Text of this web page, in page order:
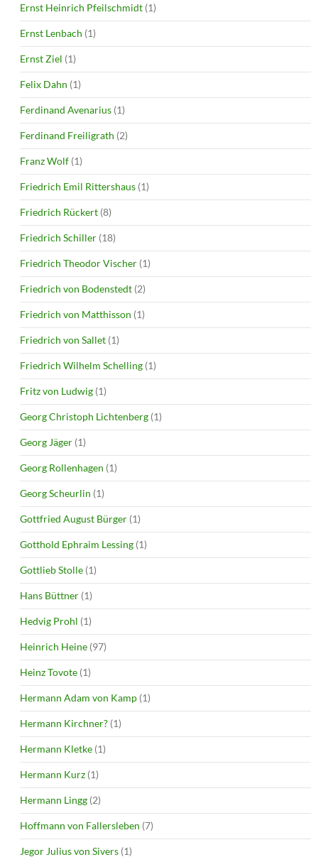
Ernst Heinrich Pfeilschmidt (1)
Ernst Lenbach (1)
Ernst Ziel (1)
Felix Dahn (1)
Ferdinand Avenarius (1)
Ferdinand Freiligrath (2)
Franz Wolf (1)
Friedrich Emil Rittershaus (1)
Friedrich Rückert (8)
Friedrich Schiller (18)
Friedrich Theodor Vischer (1)
Friedrich von Bodenstedt (2)
Friedrich von Matthisson (1)
Friedrich von Sallet (1)
Friedrich Wilhelm Schelling (1)
Fritz von Ludwig (1)
Georg Christoph Lichtenberg (1)
Georg Jäger (1)
Georg Rollenhagen (1)
Georg Scheurlin (1)
Gottfried August Bürger (1)
Gotthold Ephraim Lessing (1)
Gottlieb Stolle (1)
Hans Büttner (1)
Hedvig Prohl (1)
Heinrich Heine (97)
Heinz Tovote (1)
Hermann Adam von Kamp (1)
Hermann Kirchner? (1)
Hermann Kletke (1)
Hermann Kurz (1)
Hermann Lingg (2)
Hoffmann von Fallersleben (7)
Jegor Julius von Sivers (1)